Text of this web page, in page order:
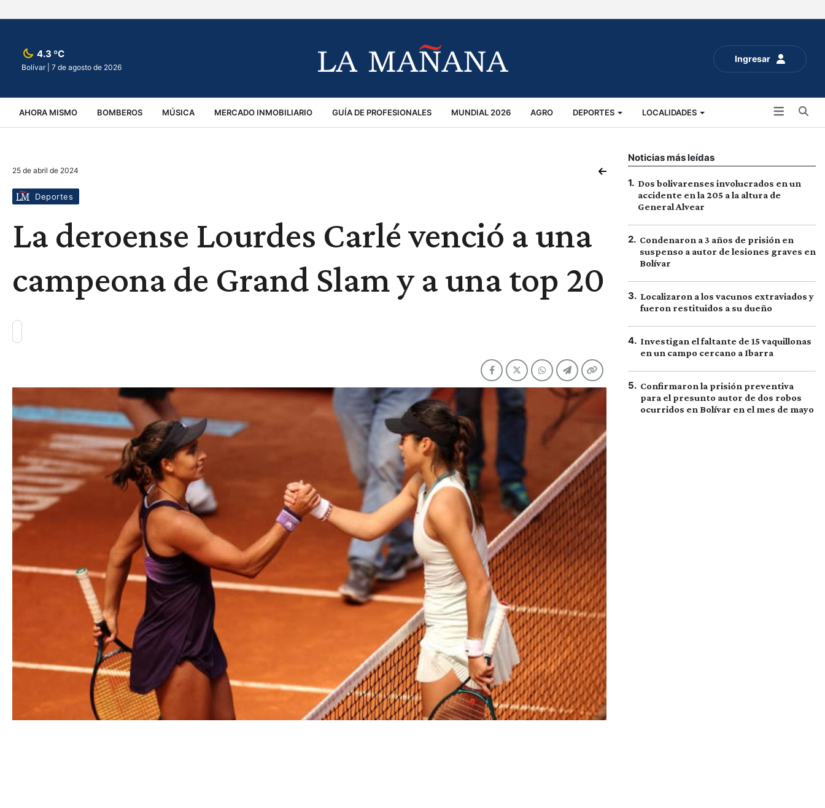
Ingresar
4.3 ºC
Bolívar | 7 de agosto de 2026
AHORA MISMO BOMBEROS MÚSICA MERCADO INMOBILIARIO GUÍA DE PROFESIONALES MUNDIAL 2026 AGRO DEPORTES LOCALIDADES
VIRALES ACCIDENTES
25 de abril de 2024
Deportes
La deroense Lourdes Carlé venció a una
campeona de Grand Slam y a una top 20
Noticias más leídas
1. Dos bolivarenses involucrados en un
accidente en la 205 a la altura de
General Alvear
2. Condenaron a 3 años de prisión en
suspenso a autor de lesiones graves en
Bolívar
3. Localizaron a los vacunos extraviados y
fueron restituidos a su dueño
4. Investigan el faltante de 15 vaquillonas
en un campo cercano a Ibarra
5. Confirmaron la prisión preventiva
para el presunto autor de dos robos
ocurridos en Bolívar en el mes de mayo